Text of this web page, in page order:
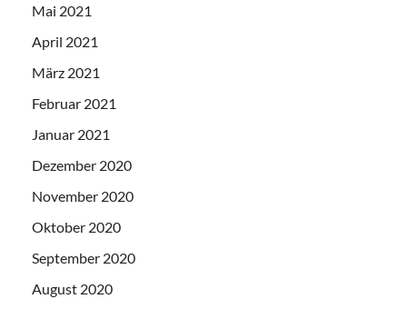
Mai 2021
April 2021
März 2021
Februar 2021
Januar 2021
Dezember 2020
November 2020
Oktober 2020
September 2020
August 2020